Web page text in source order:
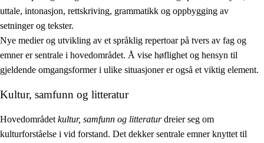
uttale, intonasjon, rettskriving, grammatikk og oppbygging av
setninger og tekster.
Nye medier og utvikling av et språklig repertoar på tvers av fag og
emner er sentrale i hovedområdet. Å vise høflighet og hensyn til
gjeldende omgangsformer i ulike situasjoner er også et viktig element.
Kultur, samfunn og litteratur
Hovedområdet kultur, samfunn og litteraturdreier seg om
kulturforståelse i vid forstand. Det dekker sentrale emner knyttet til